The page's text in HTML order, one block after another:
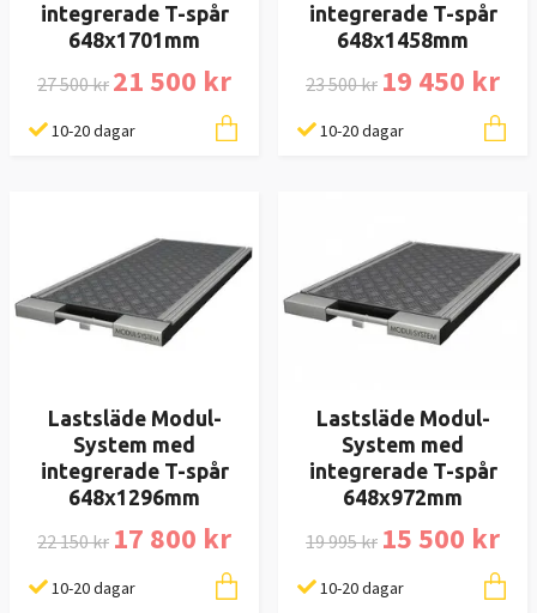
integrerade T-spår
648x1701mm
27 500 kr 21 500 kr
10-20 dagar
integrerade T-spår
648x1458mm
23 500 kr 19 450 kr
10-20 dagar
Lastsläde Modul-
System med
integrerade T-spår
648x1296mm
22 150 kr 17 800 kr
10-20 dagar
Lastsläde Modul-
System med
integrerade T-spår
648x972mm
19 995 kr 15 500 kr
10-20 dagar